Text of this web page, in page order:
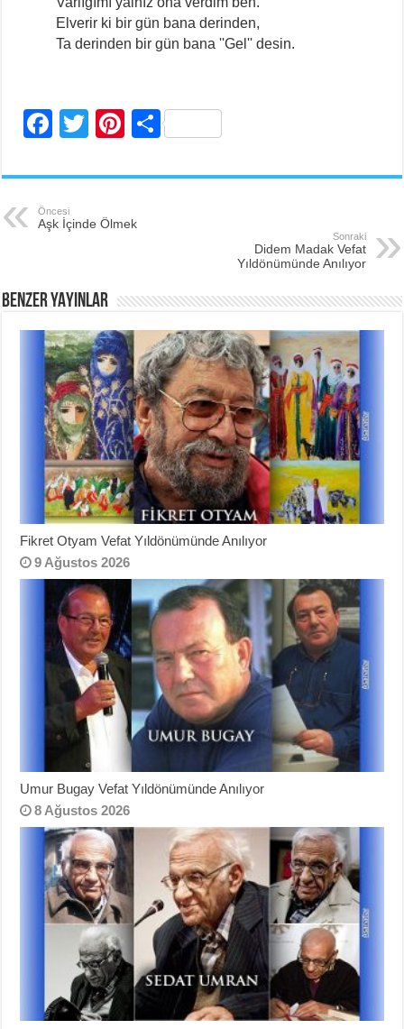
Elverir ki bir gün bana derinden,
Ta derinden bir gün bana ''Gel'' desin.
F
c
e
b
o
k
T
tt
er
Pi
er
st
S
ar
Öncesi
Aşk İçinde Ölmek
Sonraki
Didem Madak Vefat
Yıldönümünde Anılıyor
BENZER YAYINLAR
Fikret Otyam Vefat Yıldönümünde Anılıyor
9 Ağustos 2026
Umur Bugay Vefat Yıldönümünde Anılıyor
8 Ağustos 2026